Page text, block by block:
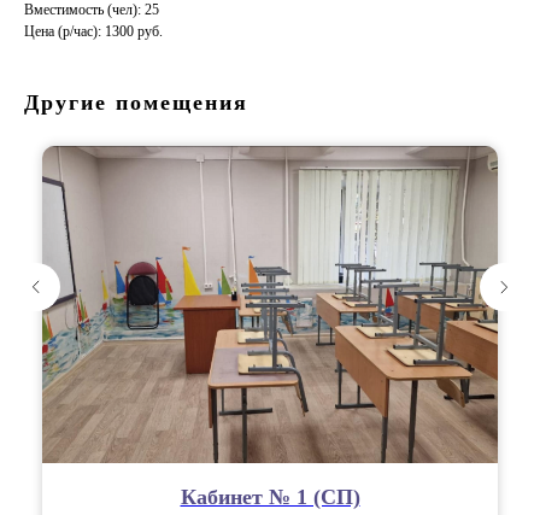
Вместимость (чел): 25
Цена (р/час): 1300 руб.
Другие помещения
Кабинет № 1 (СП)